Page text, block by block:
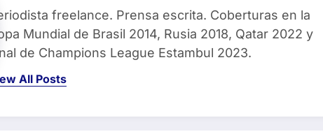
freelance. Prensa escrita. Coberturas en la
Mundial de Brasil 2014, Rusia 2018, Qatar 2022 y
de Champions League Estambul 2023.
All Posts